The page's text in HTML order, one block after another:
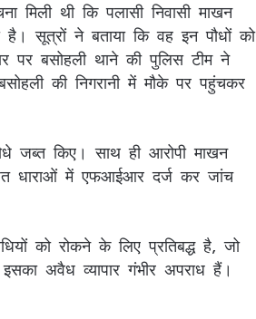
थी कि पलासी निवासी माखन
सूत्रों ने बताया कि वह इन पौधों को
बसोहली थाने की पुलिस टीम ने
की निगरानी में मौके पर पहुंचकर
जब्त किए। साथ ही आरोपी माखन
धाराओं में एफआईआर दर्ज कर जांच
को रोकने के लिए प्रतिबद्ध है, जो
अवैध व्यापार गंभीर अपराध हैं।